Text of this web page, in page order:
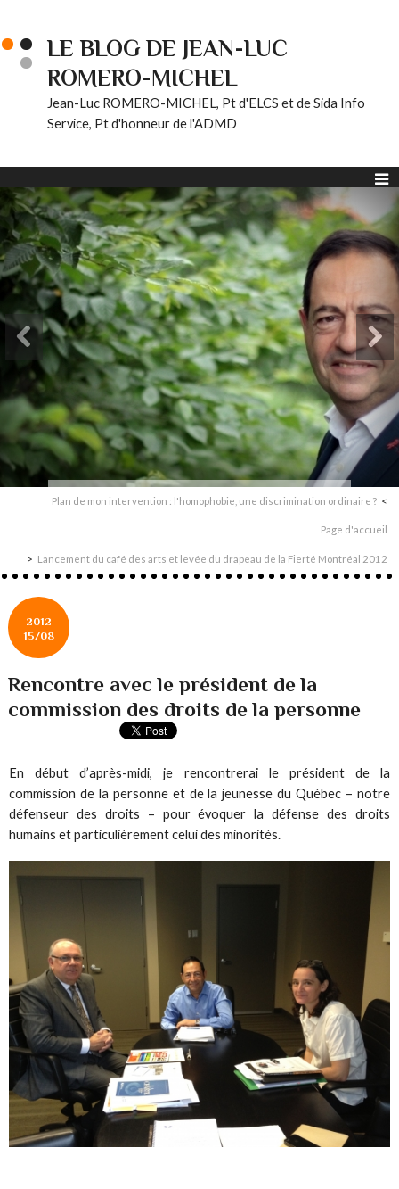
LE BLOG DE JEAN-LUC
ROMERO-MICHEL
Jean-Luc ROMERO-MICHEL, Pt d'ELCS et de Sida Info
Service, Pt d'honneur de l'ADMD
Plan de mon intervention : l'homophobie, une discrimination ordinaire ?
Page d'accueil
Lancement du café des arts et levée du drapeau de la Fierté Montréal 2012
2012
15/08
Rencontre avec le président de la
commission des droits de la personne
En début d’après-midi, je rencontrerai le président de la
commission de la personne et de la jeunesse du Québec – notre
défenseur des droits – pour évoquer la défense des droits
humains et particulièrement celui des minorités.